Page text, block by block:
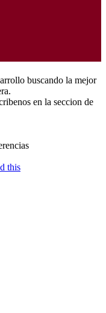
buscando la mejor
en la seccion de
this